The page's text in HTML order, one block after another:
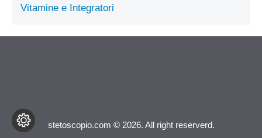
Vitamine e Integratori
stetoscopio.com © 2026. All right reserverd.